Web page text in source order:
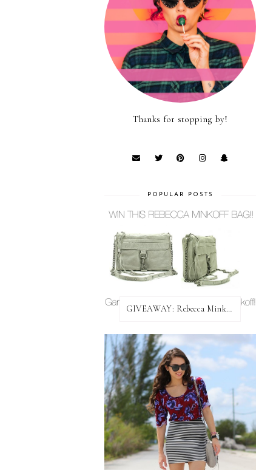
Thanks for stopping by!
POPULAR POSTS
GIVEAWAY: Rebecca Minkoff Bag!